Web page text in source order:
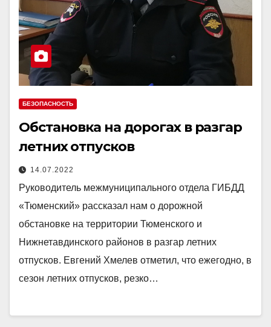
БЕЗОПАСНОСТЬ
Обстановка на дорогах в разгар
летних отпусков
14.07.2022
Руководитель межмуниципального отдела ГИБДД
«Тюменский» рассказал нам о дорожной
обстановке на территории Тюменского и
Нижнетавдинского районов в разгар летних
отпусков. Евгений Хмелев отметил, что ежегодно, в
сезон летних отпусков, резко…